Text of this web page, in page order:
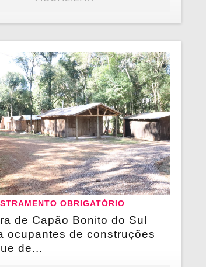
OBRIGATÓRIO
de Capão Bonito do Sul
ocupantes de construções
de...